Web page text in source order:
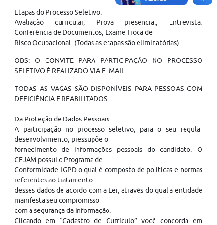
Etapas do Processo Seletivo:
Avaliação curricular, Prova presencial, Entrevista,
Conferência de Documentos, Exame Troca de
Risco Ocupacional. (Todas as etapas são eliminatórias).
OBS: O CONVITE PARA PARTICIPAÇÃO NO PROCESSO
SELETIVO É REALIZADO VIA E- MAIL.
TODAS AS VAGAS SÃO DISPONÍVEIS PARA PESSOAS COM
DEFICIÊNCIA E REABILITADOS.
Da Proteção de Dados Pessoais
A participação no processo seletivo, para o seu regular
desenvolvimento, pressupõe o
fornecimento de informações pessoais do candidato. O
CEJAM possui o Programa de
Conformidade LGPD o qual é composto de políticas e normas
referentes ao tratamento
desses dados de acordo com a Lei, através do qual a entidade
manifesta seu compromisso
com a segurança da informação.
Clicando em “Cadastro de Currículo” você concorda em